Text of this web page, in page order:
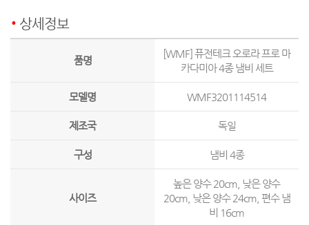
상세정보
품명
[WMF] 퓨전테크 오로라 프로 마
카다미아 4종 냄비 세트
모델명 WMF3201114514
제조국 독일
구성 냄비 4종
사이즈
높은 양수 20cm, 낮은 양수
20cm, 낮은 양수 24cm, 편수 냄
비 16cm